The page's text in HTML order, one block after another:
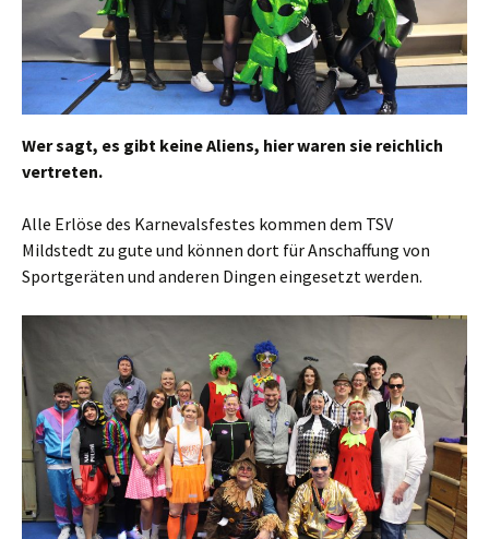
Wer sagt, es gibt keine Aliens, hier waren sie reichlich
vertreten.
Alle Erlöse des Karnevalsfestes kommen dem TSV
Mildstedt zu gute und können dort für Anschaffung von
Sportgeräten und anderen Dingen eingesetzt werden.